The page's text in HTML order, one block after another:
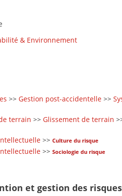
& Environnement
>> Gestion post-accidentelle >>
terrain >> Glissement de terrain
>> Culture du risque
>> Sociologie du risque
et gestion des